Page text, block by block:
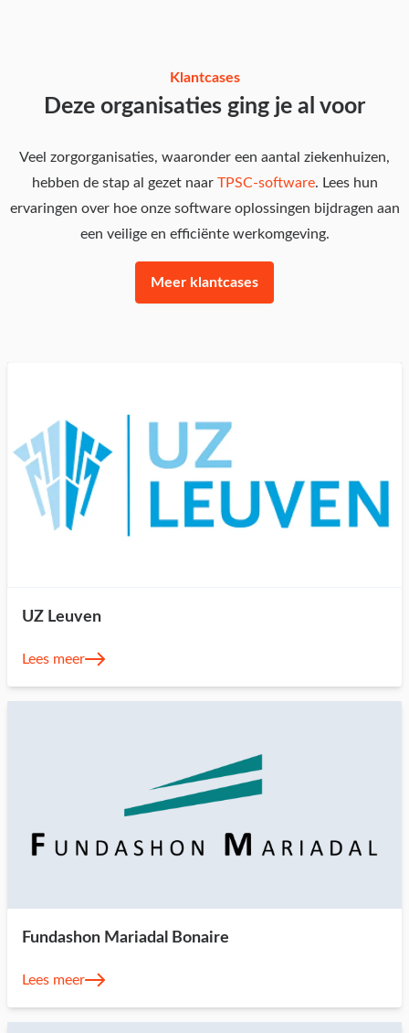
Klantcases
Deze organisaties ging je al voor
Veel zorgorganisaties, waaronder een aantal ziekenhuizen,
hebben de stap al gezet naar TPSC-software. Lees hun
ervaringen over hoe onze software oplossingen bijdragen aan
een veilige en efficiënte werkomgeving.
Meer klantcases
UZ Leuven
Lees meer
Fundashon Mariadal Bonaire
Lees meer